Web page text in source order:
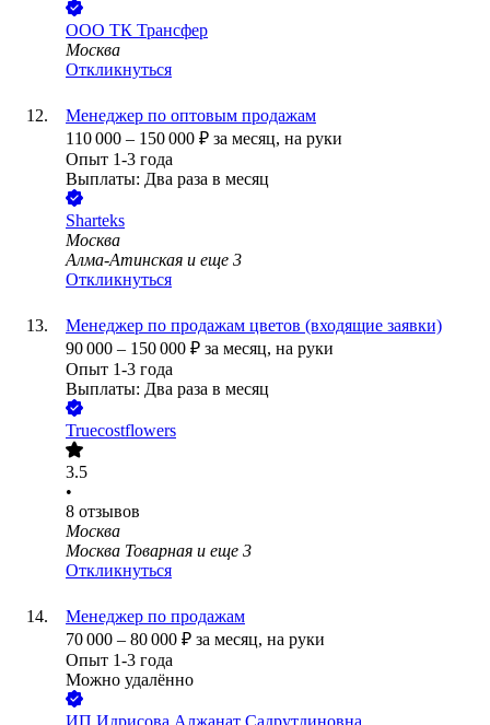
ООО ТК Трансфер
Москва
Откликнуться
Менеджер по оптовым продажам
110 000 – 150 000 ₽ за месяц, на руки
Опыт 1-3 года
Выплаты: Два раза в месяц
Sharteks
Москва
Алма-Атинская и еще 3
Откликнуться
Менеджер по продажам цветов (входящие заявки)
90 000 – 150 000 ₽ за месяц, на руки
Опыт 1-3 года
Выплаты: Два раза в месяц
Truecostflowers
3.5
•
8 отзывов
Москва
Москва Товарная и еще 3
Откликнуться
Менеджер по продажам
70 000 – 80 000 ₽ за месяц, на руки
Опыт 1-3 года
Можно удалённо